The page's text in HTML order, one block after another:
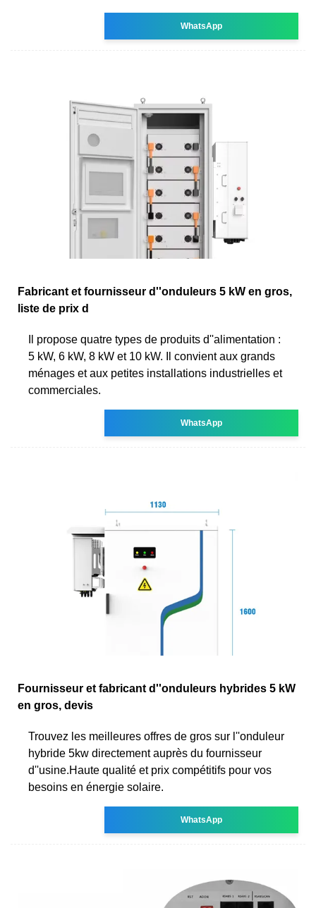
WhatsApp
Fabricant et fournisseur d''onduleurs 5 kW en gros,
liste de prix d
Il propose quatre types de produits d''alimentation :
5 kW, 6 kW, 8 kW et 10 kW. Il convient aux grands
ménages et aux petites installations industrielles et
commerciales.
WhatsApp
Fournisseur et fabricant d''onduleurs hybrides 5 kW
en gros, devis
Trouvez les meilleures offres de gros sur l''onduleur
hybride 5kw directement auprès du fournisseur
d''usine.Haute qualité et prix compétitifs pour vos
besoins en énergie solaire.
WhatsApp